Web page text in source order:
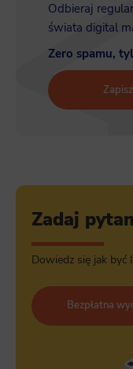
Odbieraj
świata digital
Zero spamu,
Zadaj
Dowiedz się jak być
Bezpłatna